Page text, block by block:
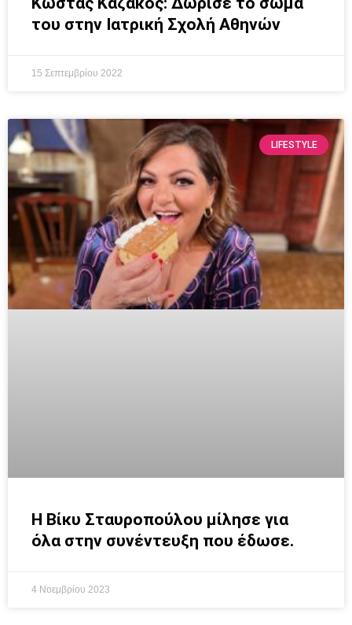
του στην Ιατρική Σχολή Αθηνών
15 Σεπτεμβρίου 2022
LIFESTYLE
Η Βίκυ Σταυροπούλου μίλησε για
όλα στην συνέντευξη που έδωσε.
4 Νοεμβρίου 2023